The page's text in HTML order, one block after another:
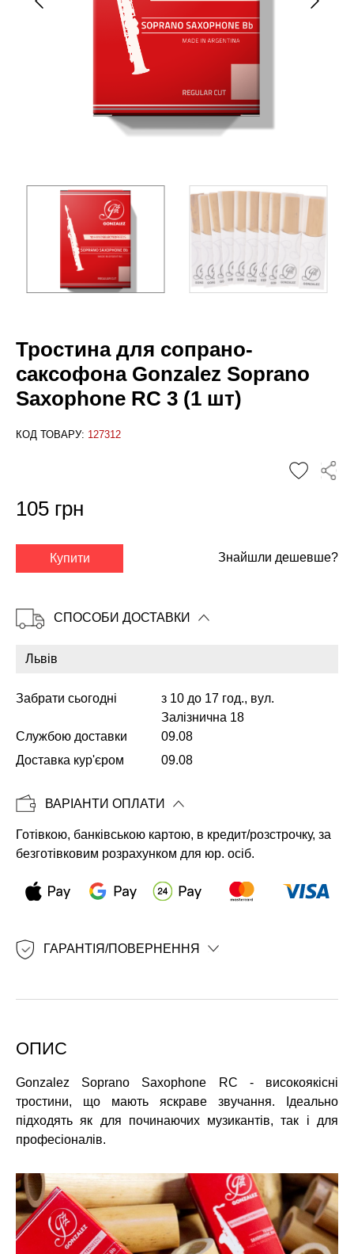
Тростина для сопрано-
саксофона Gonzalez Soprano
Saxophone RC 3 (1 шт)
КОД ТОВАРУ: 127312
Копіювати
105 грн
Купити Знайшли дешевше?
СПОСОБИ ДОСТАВКИ
Забрати сьогодні
з 10 до 17 год., вул.
Залізнична 18
Службою доставки
09.08
Доставка кур'єром
09.08
ВАРІАНТИ ОПЛАТИ
Готівкою, банківською картою, в кредит/розстрочку, за
безготівковим розрахунком для юр. осіб.
ГАРАНТІЯ/ПОВЕРНЕННЯ
ОПИС
Gonzalez Soprano Saxophone RC - високоякісні
тростини, що мають яскраве звучання. Ідеально
підходять як для починаючих музикантів, так і для
професіоналів.